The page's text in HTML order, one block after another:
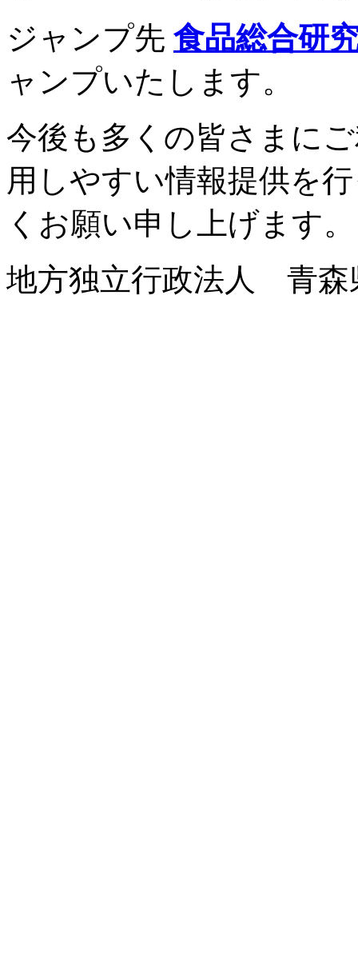
ジャンプ先 食品総合研
ャンプいたします。
今後も多くの皆さまに
用しやすい情報提供を
くお願い申し上げます。
地方独立行政法人 青森